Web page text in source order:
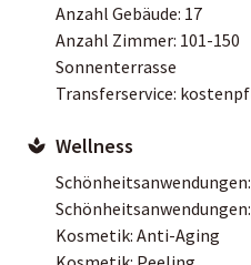
Anzahl Gebäude: 17
Anzahl Zimmer: 101-150
Sonnenterrasse
Transferservice:
Wellness
Kosmetik: Anti-Aging